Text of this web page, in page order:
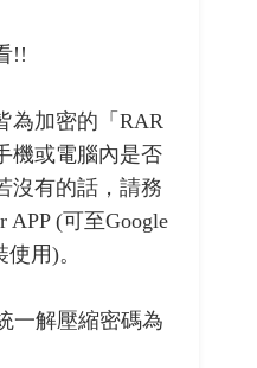
!!
為加密的「RAR
機或電腦內是否
沒有的話，請務
(可至Google
用)。
一解壓縮密碼為